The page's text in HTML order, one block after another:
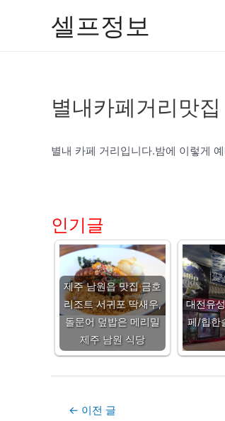
셀프정보
별내카페거리맛
별내 카페 거리입니다.밤에 이렇게
인기글
제주 남원읍 맛집 금호
리조트 서귀포 딱새우,
돌문어 덮밥은 메리밀
제주 남원 식당
대전유
페/힙한
Post← 이전 글